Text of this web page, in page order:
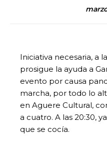
Iniciativa necesaria, a
prosigue la ayuda a
evento por causa
marcha, por todo lo
en Aguere Cultural,
a cuatro. A las 20:30,
que se cocía.